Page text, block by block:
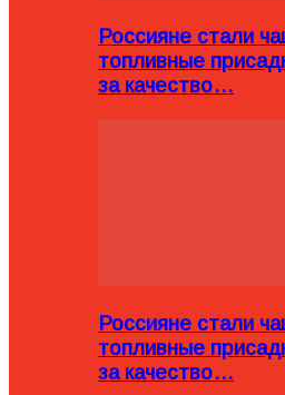
Россияне стали
топливные
за качество…
Россияне стали
топливные
за качество…